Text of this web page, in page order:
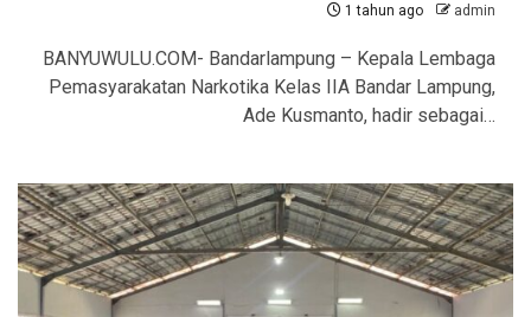
1 tahun ago admin
BANYUWULU.COM- Bandarlampung – Kepala Lembaga
Pemasyarakatan Narkotika Kelas IIA Bandar Lampung,
Ade Kusmanto, hadir sebagai…